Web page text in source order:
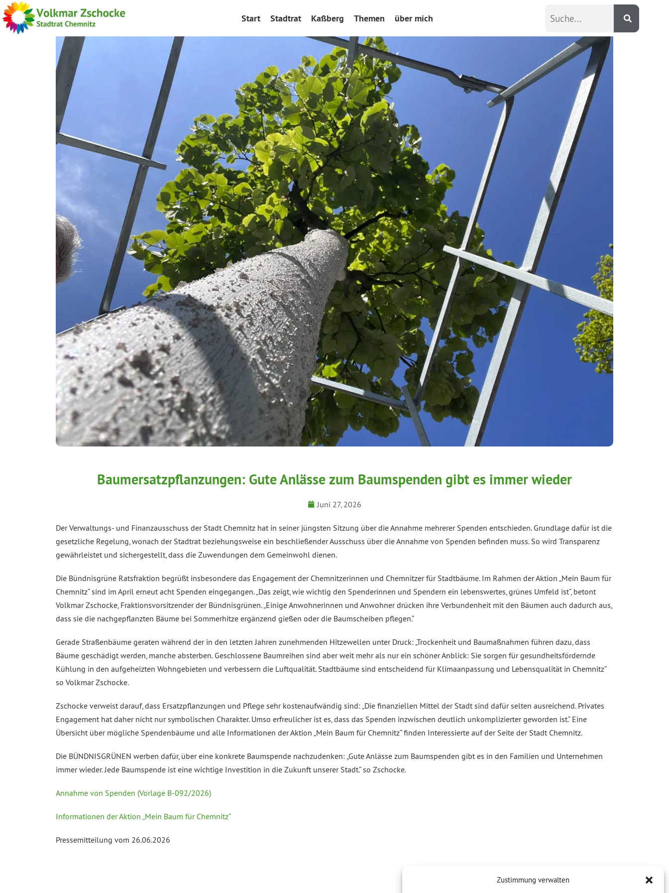
Zustimmung verwalten
Start Stadtrat Kaßberg Themen über mich
Baumersatzpflanzungen: Gute Anlässe zum Baumspenden gibt es immer wieder
Juni 27, 2026
Der Verwaltungs- und Finanzausschuss der Stadt Chemnitz hat in seiner jüngsten Sitzung über die Annahme mehrerer Spenden entschieden. Grundlage dafür ist die
gesetzliche Regelung, wonach der Stadtrat beziehungsweise ein beschließender Ausschuss über die Annahme von Spenden befinden muss. So wird Transparenz
gewährleistet und sichergestellt, dass die Zuwendungen dem Gemeinwohl dienen.
Die Bündnisgrüne Ratsfraktion begrüßt insbesondere das Engagement der Chemnitzerinnen und Chemnitzer für Stadtbäume. Im Rahmen der Aktion „Mein Baum für
Chemnitz“ sind im April erneut acht Spenden eingegangen. „Das zeigt, wie wichtig den Spenderinnen und Spendern ein lebenswertes, grünes Umfeld ist“, betont
Volkmar Zschocke, Fraktionsvorsitzender der Bündnisgrünen. „Einige Anwohnerinnen und Anwohner drücken ihre Verbundenheit mit den Bäumen auch dadurch aus,
dass sie die nachgepflanzten Bäume bei Sommerhitze ergänzend gießen oder die Baumscheiben pflegen.“
Gerade Straßenbäume geraten während der in den letzten Jahren zunehmenden Hitzewellen unter Druck: „Trockenheit und Baumaßnahmen führen dazu, dass
Bäume geschädigt werden, manche absterben. Geschlossene Baumreihen sind aber weit mehr als nur ein schöner Anblick: Sie sorgen für gesundheitsfördernde
Kühlung in den aufgeheizten Wohngebieten und verbessern die Luftqualität. Stadtbäume sind entscheidend für Klimaanpassung und Lebensqualität in Chemnitz“
so Volkmar Zschocke.
Zschocke verweist darauf, dass Ersatzpflanzungen und Pflege sehr kostenaufwändig sind: „Die finanziellen Mittel der Stadt sind dafür selten ausreichend. Privates
Engagement hat daher nicht nur symbolischen Charakter. Umso erfreulicher ist es, dass das Spenden inzwischen deutlich unkomplizierter geworden ist.“ Eine
Übersicht über mögliche Spendenbäume und alle Informationen der Aktion „Mein Baum für Chemnitz“ finden Interessierte auf der Seite der Stadt Chemnitz.
Die BÜNDNISGRÜNEN werben dafür, über eine konkrete Baumspende nachzudenken: „Gute Anlässe zum Baumspenden gibt es in den Familien und Unternehmen
immer wieder. Jede Baumspende ist eine wichtige Investition in die Zukunft unserer Stadt.“ so Zschocke.
Annahme von Spenden (Vorlage B-092/2026)
Informationen der Aktion „Mein Baum für Chemnitz“
Pressemitteilung vom 26.06.2026